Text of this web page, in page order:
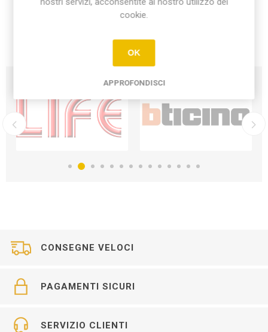
CONSEGNE VELOCI
PAGAMENTI SICURI
SERVIZIO CLIENTI
cookie.
OK
APPROFONDISCI